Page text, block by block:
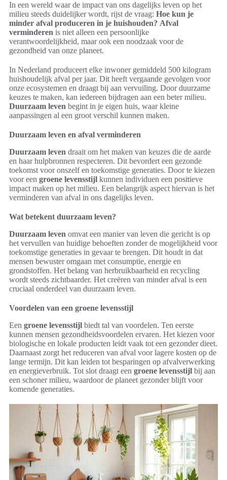
In een wereld waar de impact van ons dagelijks leven op het
milieu steeds duidelijker wordt, rijst de vraag: Hoe kun je
minder afval produceren in je huishouden? Afval
verminderen is niet alleen een persoonlijke
verantwoordelijkheid, maar ook een noodzaak voor de
gezondheid van onze planeet.
In Nederland produceert elke inwoner gemiddeld 500 kilogram
huishoudelijk afval per jaar. Dit heeft vergaande gevolgen voor
onze ecosystemen en draagt bij aan vervuiling. Door duurzame
keuzes te maken, kan iedereen bijdragen aan een beter milieu.
Duurzaam leven begint in je eigen huis, waar kleine
aanpassingen al een groot verschil kunnen maken.
Duurzaam leven en afval verminderen
Duurzaam leven draait om het maken van keuzes die de aarde
en haar hulpbronnen respecteren. Dit bevordert een gezonde
toekomst voor onszelf en toekomstige generaties. Door te kiezen
voor een groene levensstijl kunnen individuen een positieve
impact maken op het milieu. Een belangrijk aspect hiervan is het
verminderen van afval in ons dagelijks leven.
Wat betekent duurzaam leven?
Duurzaam leven omvat een manier van leven die gericht is op
het vervullen van huidige behoeften zonder de mogelijkheid voor
toekomstige generaties in gevaar te brengen. Dit houdt in dat
mensen bewuster omgaan met consumptie, energie en
grondstoffen. Het belang van herbruikbaarheid en recycling
wordt steeds zichtbaarder. Het creëren van minder afval is een
cruciaal onderdeel van duurzaam leven.
Voordelen van een groene levensstijl
Een groene levensstijl biedt tal van voordelen. Ten eerste
kunnen mensen gezondheidsvoordelen ervaren. Het kiezen voor
biologische en lokale producten leidt vaak tot een gezonder dieet.
Daarnaast zorgt het reduceren van afval voor lagere kosten op de
lange termijn. Dit kan leiden tot besparingen op afvalverwerking
en energieverbruik. Tot slot draagt een groene levensstijl bij aan
een schoner milieu, waardoor de planeet gezonder blijft voor
komende generaties.